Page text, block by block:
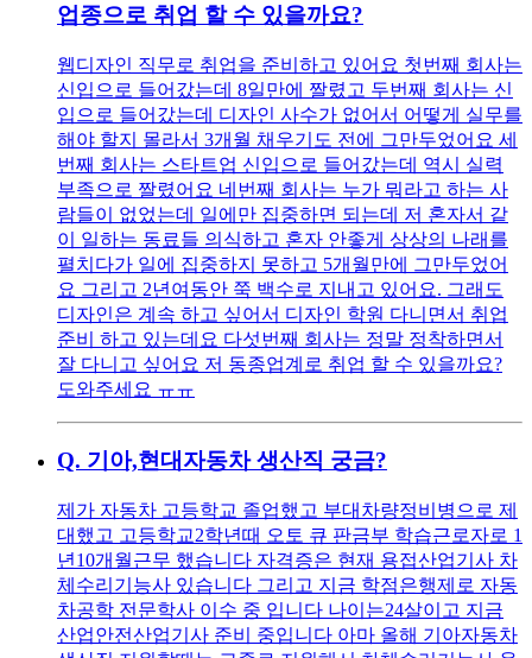
업종으로 취업 할 수 있을까요?
웹디자인 직무로 취업을 준비하고 있어요 첫번째 회사는
신입으로 들어갔는데 8일만에 짤렸고 두번째 회사는 신
입으로 들어갔는데 디자인 사수가 없어서 어떻게 실무를
해야 할지 몰라서 3개월 채우기도 전에 그만두었어요 세
번째 회사는 스타트업 신입으로 들어갔는데 역시 실력
부족으로 짤렸어요 네번째 회사는 누가 뭐라고 하는 사
람들이 없었는데 일에만 집중하면 되는데 저 혼자서 같
이 일하는 동료들 의식하고 혼자 안좋게 상상의 나래를
펼치다가 일에 집중하지 못하고 5개월만에 그만두었어
요 그리고 2년여동안 쭉 백수로 지내고 있어요. 그래도
디자인은 계속 하고 싶어서 디자인 학원 다니면서 취업
준비 하고 있는데요 다섯번째 회사는 정말 정착하면서
잘 다니고 싶어요 저 동종업계로 취업 할 수 있을까요?
도와주세요 ㅠㅠ
Q. 기아,현대자동차 생산직 궁금?
제가 자동차 고등학교 졸업했고 부대차량정비병으로 제
대했고 고등학교2학년때 오토 큐 판금부 학습근로자로 1
년10개월근무 했습니다 자격증은 현재 용접산업기사 차
체수리기능사 있습니다 그리고 지금 학점은행제로 자동
차공학 전문학사 이수 중 입니다 나이는24살이고 지금
산업안전산업기사 준비 중입니다 아마 올해 기아자동차